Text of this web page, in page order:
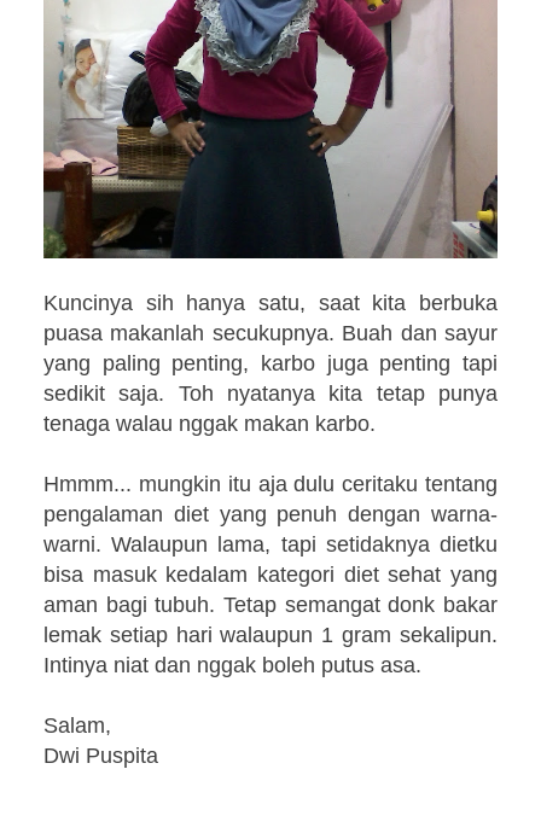
Kuncinya sih hanya satu, saat kita berbuka
puasa makanlah secukupnya. Buah dan sayur
yang paling penting, karbo juga penting tapi
sedikit saja. Toh nyatanya kita tetap punya
tenaga walau nggak makan karbo.
Hmmm... mungkin itu aja dulu ceritaku tentang
pengalaman diet yang penuh dengan warna-
warni. Walaupun lama, tapi setidaknya dietku
bisa masuk kedalam kategori diet sehat yang
aman bagi tubuh. Tetap semangat donk bakar
lemak setiap hari walaupun 1 gram sekalipun.
Intinya niat dan nggak boleh putus asa.
Salam,
Dwi Puspita